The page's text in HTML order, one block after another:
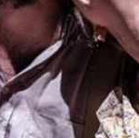
Applied Music Drama